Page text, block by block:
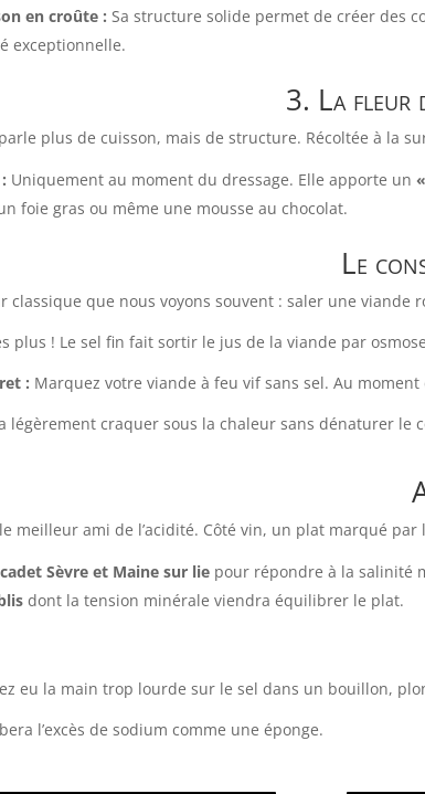
en croûte : Sa structure solide permet de créer des
exceptionnelle.
3. La fleur
plus de cuisson, mais de structure. Récoltée à la
Uniquement au moment du dressage. Elle apporte un
foie gras ou même une mousse au chocolat.
Le
classique que nous voyons souvent : saler une viande
plus ! Le sel fin fait sortir le jus de la viande par
: Marquez votre viande à feu vif sans sel. Au
légèrement craquer sous la chaleur sans dénaturer
meilleur ami de l’acidité. Côté vin, un plat marqué
Sèvre et Maine sur lie pour répondre à la salinité
dont la tension minérale viendra équilibrer le plat.
eu la main trop lourde sur le sel dans un bouillon,
l’excès de sodium comme une éponge.